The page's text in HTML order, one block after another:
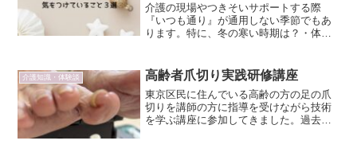
介護の現場やつきそいサポートする際
『いつも通り』が通用しない季節でもあ
ります。特に、冬の寒い時期は？・体調
きそい（同行）サポートで、わたしが気
をつけていること３選をお伝...
介護知識・体験談 高齢者爪切り実践研修講座
東京区民に住んでいる高齢の方の足の爪
切りを講師の方に指導を受けながら技術
を学ぶ講座に参加してきました。過去に